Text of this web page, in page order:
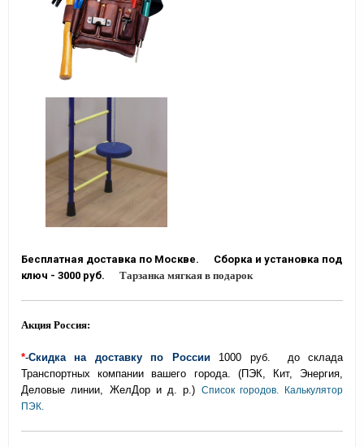
Бесплатная доставка по Москве.
Сборка и установка под
ключ - 3000 руб.
Тарзанка мягкая в подарок
Акция Россия:
*-Скидка на доставку по России1000 руб. до склада
Транспортных компании вашего города. (ПЭК, Кит, Энергия,
Деловые линии, ЖелДор и д. р.) Список городов. Калькулятор
ПЭК.